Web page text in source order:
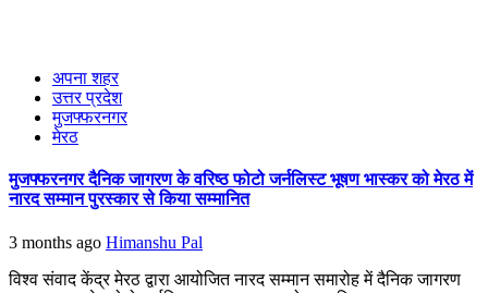
अपना शहर
उत्तर प्रदेश
मुजफ्फरनगर
मेरठ
मुजफ्फरनगर दैनिक जागरण के वरिष्ठ फोटो जर्नलिस्ट भूषण भास्कर को मेरठ में
नारद सम्मान पुरस्कार से किया सम्मानित
3 months ago Himanshu Pal
विश्व संवाद केंद्र मेरठ द्वारा आयोजित नारद सम्मान समारोह में दैनिक जागरण